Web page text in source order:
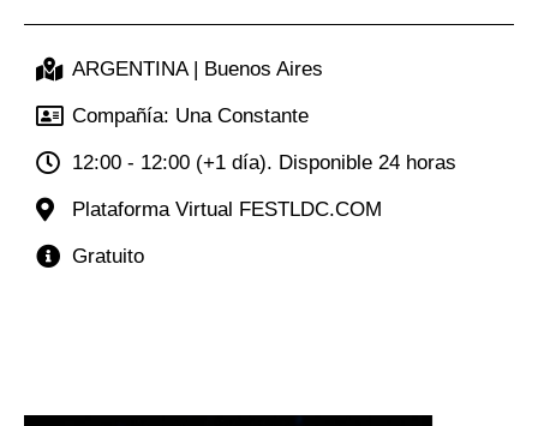
ARGENTINA | Buenos Aires
Compañía: Una Constante
12:00 - 12:00 (+1 día). Disponible 24 horas
Plataforma Virtual FESTLDC.COM
Gratuito